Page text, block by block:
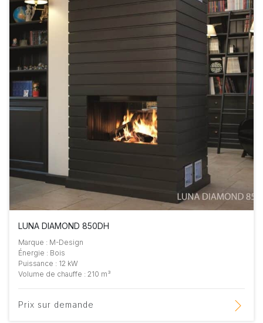
LUNA DIAMOND 850DH
Marque : M-Design
Énergie : Bois
Puissance : 12 kW
Volume de chauffe : 210 m³
Prix sur demande